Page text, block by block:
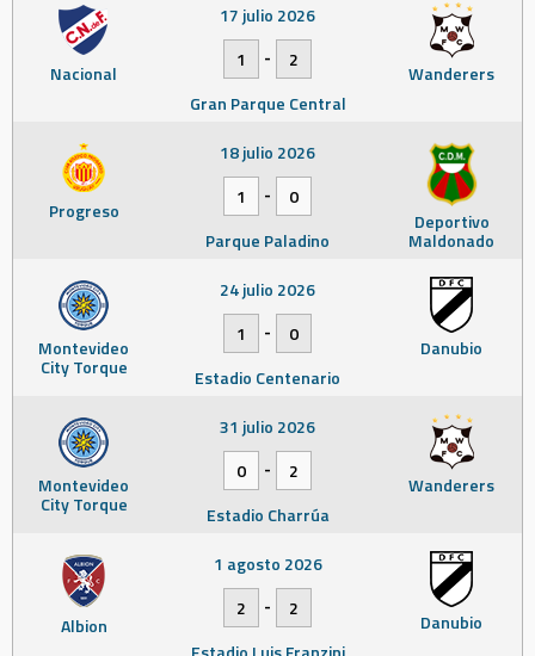
Nacional Wanderers
17 julio 2026
1
-
2
Gran Parque Central
Progreso Deportivo
Maldonado
18 julio 2026
1
-
0
Parque Paladino
Montevideo
City Torque
Danubio
24 julio 2026
1
-
0
Estadio Centenario
Montevideo
City Torque
Wanderers
31 julio 2026
0
-
2
Estadio Charrúa
Albion Danubio
1 agosto 2026
2
-
2